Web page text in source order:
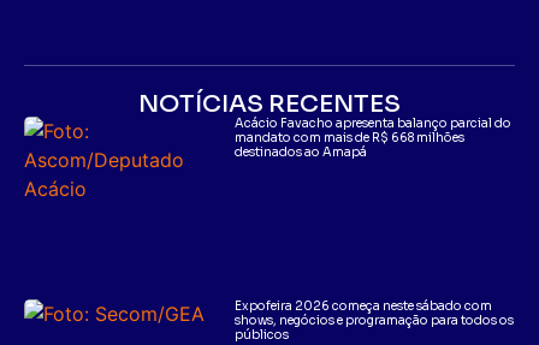
NOTÍCIAS RECENTES
Acácio Favacho apresenta balanço parcial do
mandato com mais de R$ 668 milhões
destinados ao Amapá
Expofeira 2026 começa neste sábado com
shows, negócios e programação para todos os
públicos